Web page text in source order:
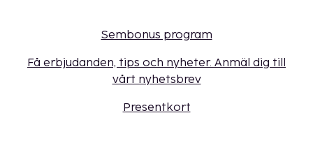
Sembonus program
Få erbjudanden, tips och nyheter. Anmäl dig till
vårt nyhetsbrev
Presentkort